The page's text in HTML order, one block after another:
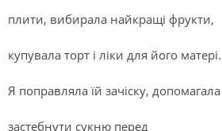
плити, вибирала найкращі фрукти,
купувала торт і ліки для його матері.
Я поправляла їй зачіску, допомагала
застебнути сукню перед